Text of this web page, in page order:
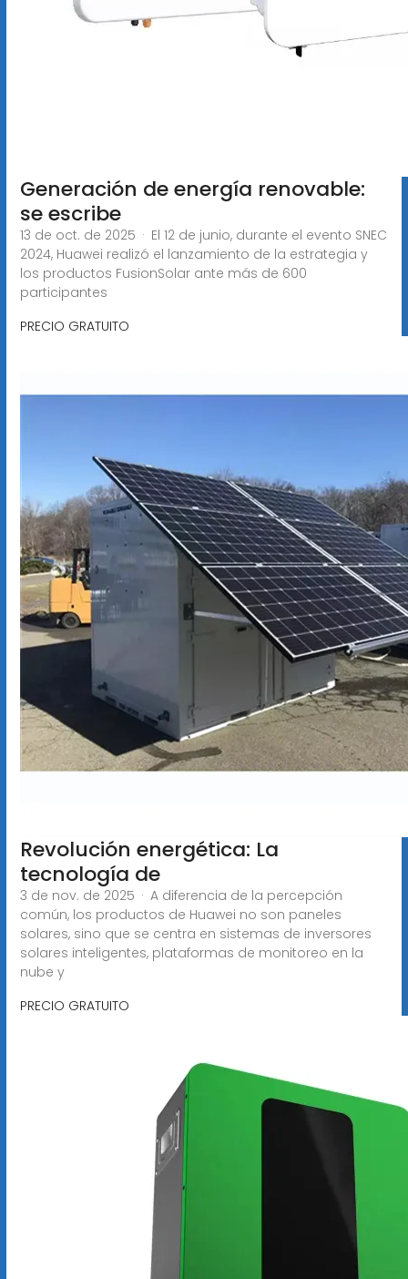
Generación de energía renovable:
se escribe
13 de oct. de 2025 · El 12 de junio, durante el evento SNEC
2024, Huawei realizó el lanzamiento de la estrategia y
los productos FusionSolar ante más de 600
participantes
PRECIO GRATUITO
Revolución energética: La
tecnología de
3 de nov. de 2025 · A diferencia de la percepción
común, los productos de Huawei no son paneles
solares, sino que se centra en sistemas de inversores
solares inteligentes, plataformas de monitoreo en la
nube y
PRECIO GRATUITO